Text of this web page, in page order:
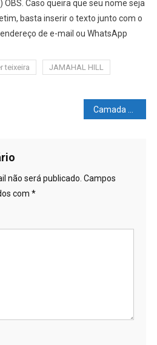
OBS. Caso queira que seu nome seja
basta inserir o texto junto com o
de e-mail ou WhatsApp
teixeira
JAMAHAL HILL
não será publicado. Campos
com *